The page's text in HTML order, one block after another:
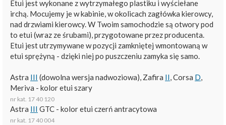
Etui jest wykonane z wytrzymałego plastiku i wyściełane
irchą. Mocujemy je w kabinie, w okolicach zagłówka kierowcy,
nad drzwiami kierowcy. W Twoim samochodzie są otwory pod
to etui (wraz ze śrubami), przygotowane przez producenta.
Etui jest utrzymywane w pozycji zamkniętej wmontowaną w
etui sprężyną - dzięki niej po puszczeniu zamyka się samo.
Astra III (dowolna wersja nadwoziowa), Zafira II, Corsa D,
Meriva - kolor etui szary
nr kat. 17 40 120
Astra III GTC - kolor etui czerń antracytowa
nr kat. 17 40 004